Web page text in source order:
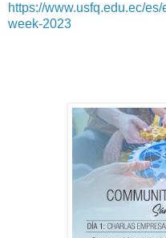
https://www.usfq.edu.ec/
week-2023